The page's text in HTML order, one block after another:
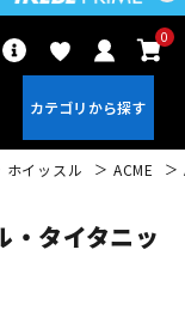
0
ホイッスル ACME
・タイタニッ